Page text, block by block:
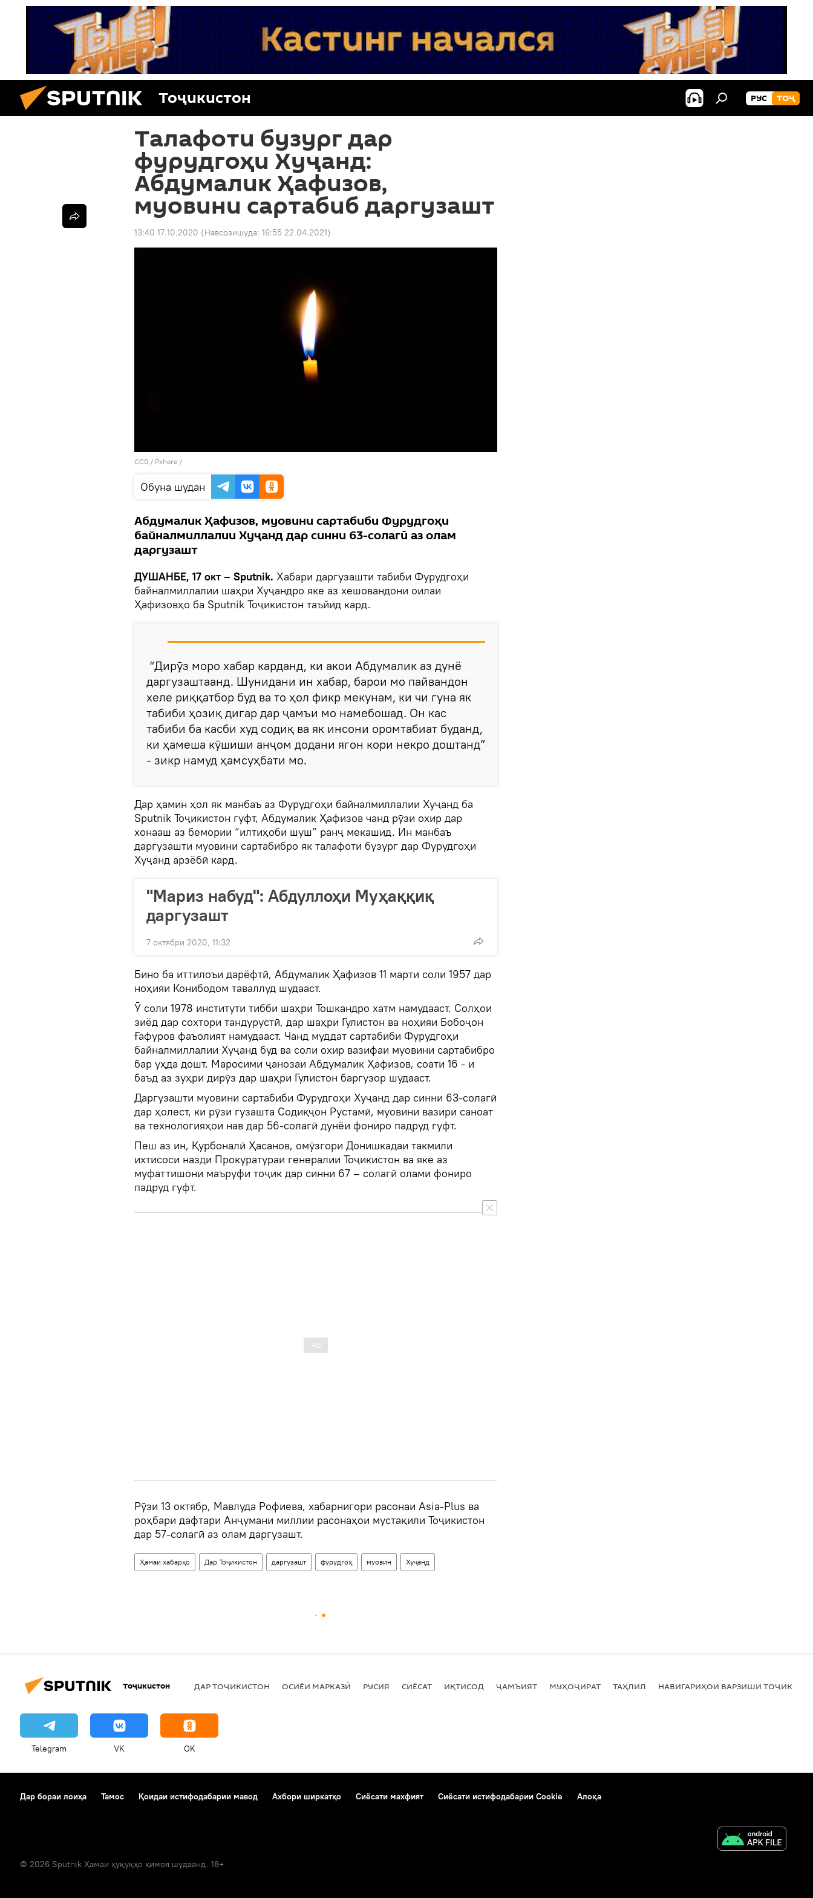
Тоҷикистон РУС ТОҶ
Талафоти бузург дар
фурудгоҳи Хуҷанд:
Абдумалик Ҳафизов,
муовини сартабиб даргузашт
13:40 17.10.2020 (Навсозишуда: 16:55 22.04.2021)
CC0 / Pxhere /
Обуна шудан
Абдумалик Ҳафизов, муовини сартабиби Фурудгоҳи
байналмиллалии Хуҷанд дар синни 63-солагӣ аз олам
даргузашт
ДУШАНБЕ, 17 окт – Sputnik. Хабари даргузашти табиби Фурудгоҳи
байналмиллалии шаҳри Хуҷандро яке аз хешовандони оилаи
Ҳафизовҳо ба Sputnik Тоҷикистон таъйид кард.
“Дирӯз моро хабар карданд, ки акои Абдумалик аз дунё
даргузаштаанд. Шунидани ин хабар, барои мо пайвандон
хеле риққатбор буд ва то ҳол фикр мекунам, ки чи гуна як
табиби ҳозиқ дигар дар ҷамъи мо намебошад. Он кас
табиби ба касби худ содиқ ва як инсони оромтабиат буданд,
ки ҳамеша кӯшиши анҷом додани ягон кори некро доштанд”
- зикр намуд ҳамсуҳбати мо.
Дар ҳамин ҳол як манбаъ аз Фурудгоҳи байналмиллалии Хуҷанд ба
Sputnik Тоҷикистон гуфт, Абдумалик Ҳафизов чанд рӯзи охир дар
хонааш аз бемории “илтиҳоби шуш” ранҷ мекашид. Ин манбаъ
даргузашти муовини сартабибро як талафоти бузург дар Фурудгоҳи
Хуҷанд арзёбӣ кард.
"Мариз набуд": Абдуллоҳи Муҳаққиқ
даргузашт
7 октябри 2020, 11:32
Бино ба иттилоъи дарёфтӣ, Абдумалик Ҳафизов 11 марти соли 1957 дар
ноҳияи Конибодом таваллуд шудааст.
Ӯ соли 1978 институти тибби шаҳри Тошкандро хатм намудааст. Солҳои
зиёд дар сохтори тандурустӣ, дар шаҳри Гулистон ва ноҳияи Бобоҷон
Ғафуров фаъолият намудааст. Чанд муддат сартабиби Фурудгоҳи
байналмиллалии Хуҷанд буд ва соли охир вазифаи муовини сартабибро
бар уҳда дошт. Маросими ҷанозаи Абдумалик Ҳафизов, соати 16 - и
баъд аз зуҳри дирӯз дар шаҳри Гулистон баргузор шудааст.
Даргузашти муовини сартабиби Фурудгоҳи Хуҷанд дар синни 63-солагӣ
дар ҳолест, ки рӯзи гузашта Содиқҷон Рустамӣ, муовини вазири саноат
ва технологияҳои нав дар 56-солагӣ дунёи фониро падруд гуфт.
Пеш аз ин, Қурбоналӣ Ҳасанов, омӯзгори Донишкадаи такмили
ихтисоси назди Прокуратураи генералии Тоҷикистон ва яке аз
муфаттишони маъруфи тоҷик дар синни 67 – солагӣ олами фониро
падруд гуфт.
Рӯзи 13 октябр, Мавлуда Рофиева, хабарнигори расонаи Asia-Plus ва
роҳбари дафтари Анҷумани миллии расонаҳои мустақили Тоҷикистон
дар 57-солагӣ аз олам даргузашт.
Ҳамаи хабарҳо Дар Тоҷикистон даргузашт фурудгоҳ муовин Хуҷанд
Тоҷикистон ДАР ТОҶИКИСТОН ОСИЁИ МАРКАЗӢ РУСИЯ СИЁСАТ ИҚТИСОД ҶАМЪИЯТ МУҲОҶИРАТ ТАҲЛИЛ НАВИГАРИҲОИ ВАРЗИШИ
Telegram VK OK
Дар бораи лоиҳа Тамос Қоидаи истифодабарии мавод Ахбори ширкатҳо Сиёсати махфият Сиёсати истифодабарии Cookie Алоқа
© 2026 Sputnik Ҳамаи ҳуқуқҳо ҳимоя шудаанд. 18+